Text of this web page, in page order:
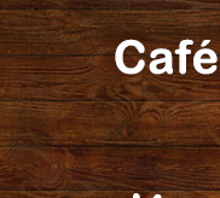
人形町の
ェ』より
人形町の音楽
最新情報をお